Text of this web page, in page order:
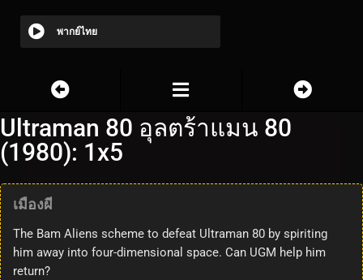
พากย์ไทย
Ultraman 80 อุลตร้าแมน 80
(1980): 1x5
เมืองผี
The Bam Aliens scheme to defeat Ultraman 80 by spiriting
him away into four-dimensional space. Can UGM help him
return?